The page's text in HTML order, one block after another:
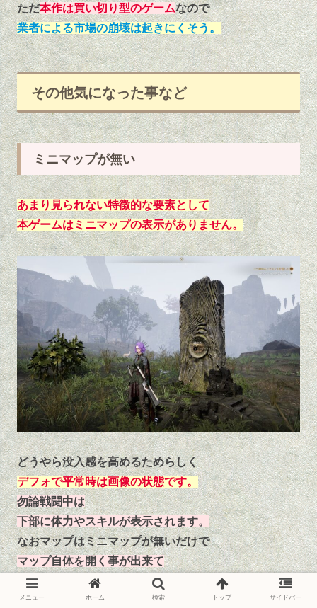
ただ本作は買い切り型のゲームなので
業者による市場の崩壊は起きにくそう。
その他気になった事など
ミニマップが無い
あまり見られない特徴的な要素として
本ゲームはミニマップの表示がありません。
どうやら没入感を高めるためらしく
デフォで平常時は画像の状態です。
勿論戦闘中は
下部に体力やスキルが表示されます。
なおマップはミニマップが無いだけで
マップ自体を開く事が出来て
そこでは拡大縮小も可能となっています。
最初はどこに何があるがわからずに
メニュー ホーム 検索 トップ サイドバー